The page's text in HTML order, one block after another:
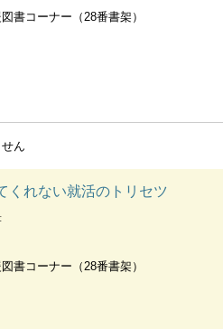
書コーナー（28番書架）
ん
くれない就活のトリセツ
書コーナー（28番書架）